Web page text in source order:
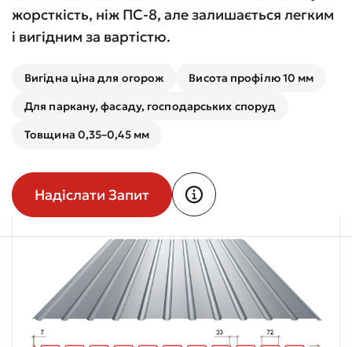
жорсткість, ніж ПС-8, але залишається легким
і вигідним за вартістю.
Вигідна ціна для огорож
Висота профілю 10 мм
Для паркану, фасаду, господарських споруд
Товщина 0,35–0,45 мм
Надіслати Запит